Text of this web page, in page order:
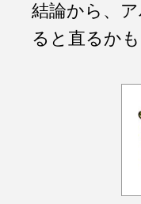
結論から、
ると直るか